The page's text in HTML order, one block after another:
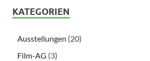
KATEGORIEN
Ausstellungen (20)
Film-AG (3)